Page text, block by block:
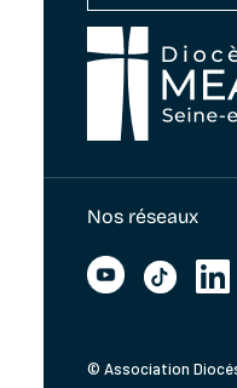
Nos réseaux
© Association